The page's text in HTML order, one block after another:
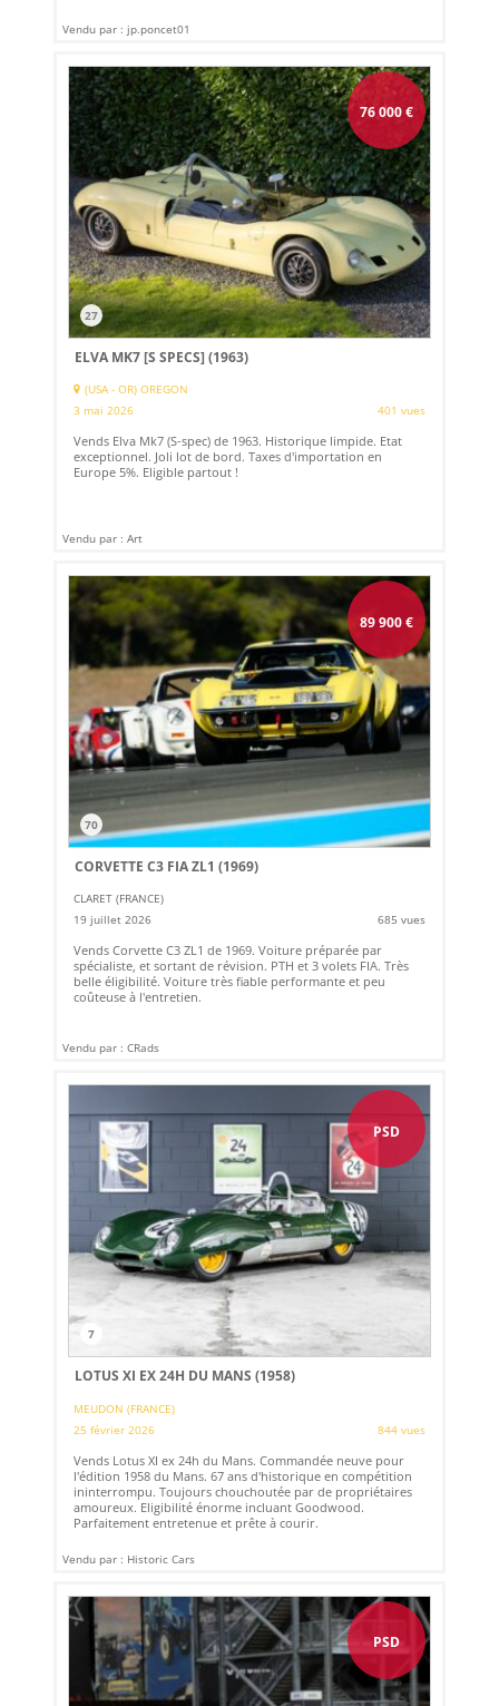
Vendu par : jp.poncet01
76 000€
27
ELVA MK7 [S SPECS] (1963)
(USA - OR) OREGON
3 mai 2026
401 vues
Vends Elva Mk7 (S-spec) de 1963. Historique limpide. Etat
exceptionnel. Joli lot de bord. Taxes d'importation en
Europe 5%. Eligible partout !
Vendu par : Art
89 900€
70
CORVETTE C3 FIA ZL1 (1969)
CLARET (FRANCE)
19 juillet 2026
685 vues
Vends Corvette C3 ZL1 de 1969. Voiture préparée par
spécialiste, et sortant de révision. PTH et 3 volets FIA. Très
belle éligibilité. Voiture très fiable performante et peu
coûteuse à l'entretien.
Vendu par : CRads
PSD
7
LOTUS XI EX 24H DU MANS (1958)
MEUDON (FRANCE)
25 février 2026
844 vues
Vends Lotus XI ex 24h du Mans. Commandée neuve pour
l'édition 1958 du Mans. 67 ans d'historique en compétition
ininterrompu. Toujours chouchoutée par de propriétaires
amoureux. Eligibilité énorme incluant Goodwood.
Parfaitement entretenue et prête à courir.
Vendu par : Historic Cars
PSD